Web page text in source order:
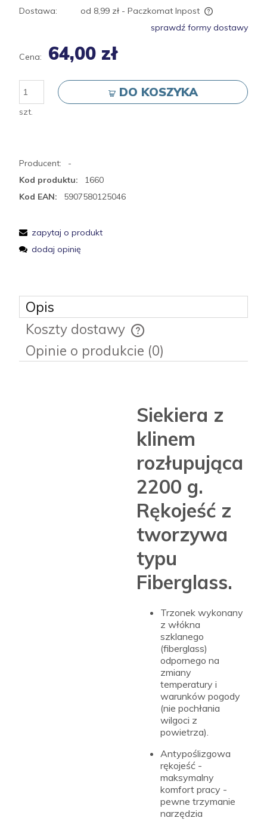
Dostawa:
od 8,99 zł - Paczkomat Inpost
sprawdź formy dostawy
Cena: 64,00 zł
szt.
DO KOSZYKA
Producent:
-
Kod produktu:
1660
Kod EAN:
5907580125046
zapytaj o produkt
dodaj opinię
Opis
Koszty dostawy
Cena nie zawiera ewentualnych kosztów płatności
Opinie o produkcie (0)
Siekiera z
klinem
rozłupująca
2200 g.
Rękojeść z
tworzywa
typu
Fiberglass.
Trzonek wykonany
z włókna
szklanego
(fiberglass)
odpornego na
zmiany
temperatury i
warunków pogody
(nie pochłania
wilgoci z
powietrza).
Antypoślizgowa
rękojeść -
maksymalny
komfort pracy -
pewne trzymanie
narzędzia